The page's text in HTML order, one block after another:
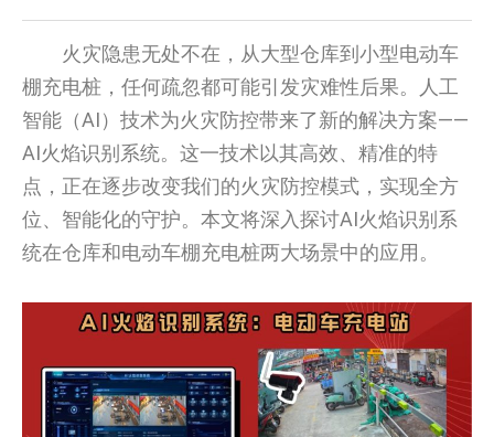
火灾隐患无处不在，从大型仓库到小型电动车
棚充电桩，任何疏忽都可能引发灾难性后果。人工
智能（AI）技术为火灾防控带来了新的解决方案——
AI火焰识别系统。这一技术以其高效、精准的特
点，正在逐步改变我们的火灾防控模式，实现全方
位、智能化的守护。本文将深入探讨AI火焰识别系
统在仓库和电动车棚充电桩两大场景中的应用。